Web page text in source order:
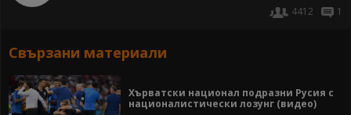
4412 1
Свързани материали
Хърватски национал подразни Русия с
националистически лозунг (видео)